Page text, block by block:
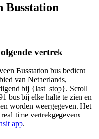
Busstation
vertrek
Busstation bus bedient
van Netherlands,
bij {last_stop}. Scroll
bus bij elke halte te zien en
worden weergegeven. Het
time vertrekgegevens
app.